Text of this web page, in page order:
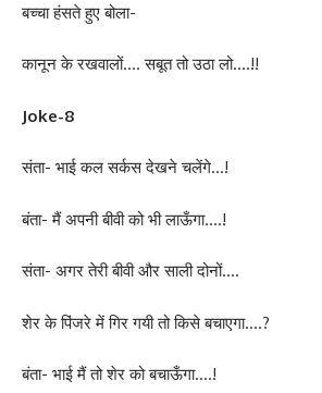
बच्चा हंसते हुए बोला-
कानून के रखवालों…. सबूत तो उठा लो….!!
Joke-8
संता- भाई कल सर्कस देखने चलेंगे…!
बंता- मैं अपनी बीवी को भी लाऊँगा….!
संता- अगर तेरी बीवी और साली दोनों….
शेर के पिंजरे में गिर गयी तो किसे बचाएगा….?
बंता- भाई मैं तो शेर को बचाऊँगा….!